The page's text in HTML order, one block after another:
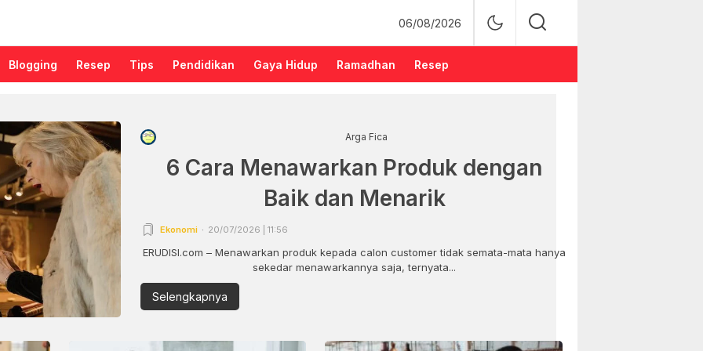
06/08/2026
Blogging Resep Tips Pendidikan Gaya Hidup Ramadhan Resep
Arga Fica
6 Cara Menawarkan Produk dengan
Baik dan Menarik
Ekonomi 20/07/2026 | 11:56
ERUDISI.com – Menawarkan produk kepada calon customer tidak semata-mata hanya
sekedar menawarkannya saja, ternyata...
Selengkapnya